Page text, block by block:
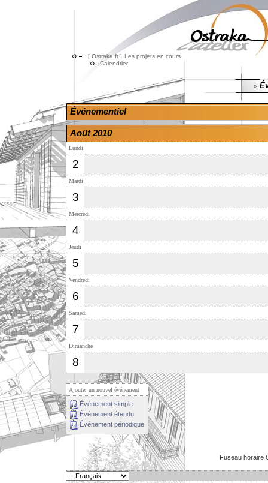
[ Ostraka.fr ] Les projets en cours
Calendrier
»
Événementiel
Août 2010
Lundi
2
Mardi
3
Mercredi
4
Jeudi
5
Vendredi
6
Samedi
7
Dimanche
8
Ajouter un nouvel événement
Événement simple
Événement étendu
Événement périodique
Fuseau horaire